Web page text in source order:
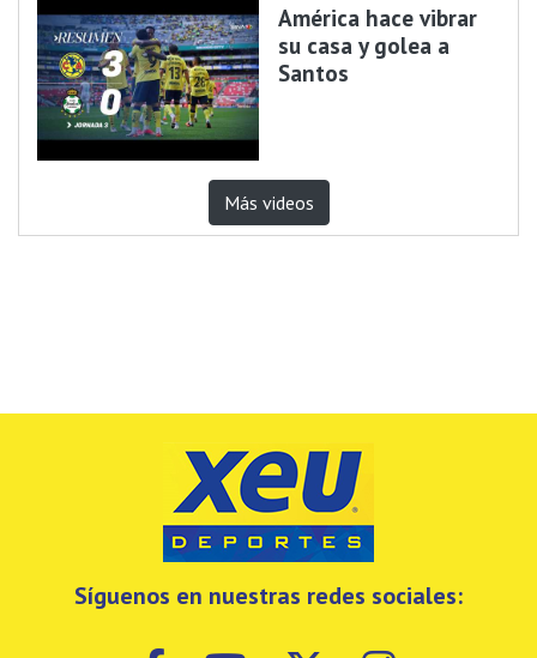
América hace vibrar
su casa y golea a
Santos
Más videos
Síguenos en nuestras redes sociales: